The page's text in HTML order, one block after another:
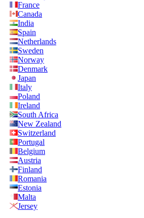
France
Canada
India
Spain
Netherlands
Sweden
Norway
Denmark
Japan
Italy
Poland
Ireland
South Africa
New Zealand
Switzerland
Portugal
Belgium
Austria
Finland
Romania
Estonia
Malta
Jersey